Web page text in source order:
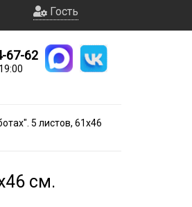
Гость
67-62
5 листов, 61х46
см.